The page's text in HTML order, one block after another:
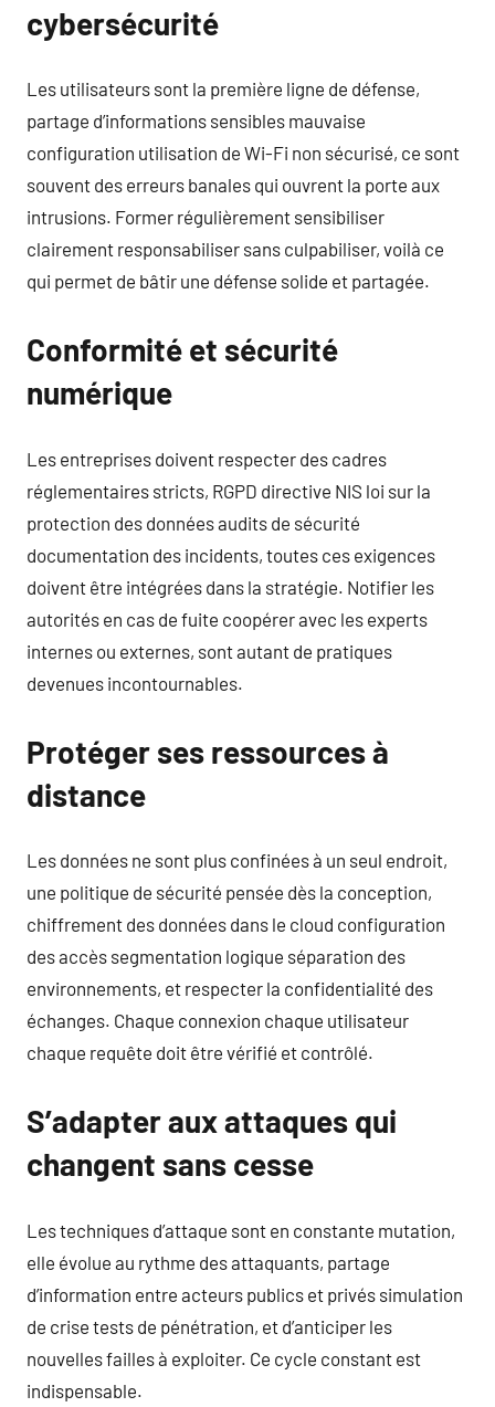
cybersécurité
Les utilisateurs sont la première ligne de défense,
partage d’informations sensibles mauvaise
configuration utilisation de Wi-Fi non sécurisé, ce sont
souvent des erreurs banales qui ouvrent la porte aux
intrusions. Former régulièrement sensibiliser
clairement responsabiliser sans culpabiliser, voilà ce
qui permet de bâtir une défense solide et partagée.
Conformité et sécurité
numérique
Les entreprises doivent respecter des cadres
réglementaires stricts, RGPD directive NIS loi sur la
protection des données audits de sécurité
documentation des incidents, toutes ces exigences
doivent être intégrées dans la stratégie. Notifier les
autorités en cas de fuite coopérer avec les experts
internes ou externes, sont autant de pratiques
devenues incontournables.
Protéger ses ressources à
distance
Les données ne sont plus confinées à un seul endroit,
une politique de sécurité pensée dès la conception,
chiffrement des données dans le cloud configuration
des accès segmentation logique séparation des
environnements, et respecter la confidentialité des
échanges. Chaque connexion chaque utilisateur
chaque requête doit être vérifié et contrôlé.
S’adapter aux attaques qui
changent sans cesse
Les techniques d’attaque sont en constante mutation,
elle évolue au rythme des attaquants, partage
d’information entre acteurs publics et privés simulation
de crise tests de pénétration, et d’anticiper les
nouvelles failles à exploiter. Ce cycle constant est
indispensable.